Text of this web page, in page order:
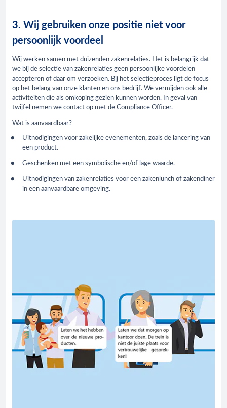
3. Wij gebruiken onze positie niet voor
persoonlijk voordeel
Wij werken samen met duizenden zakenrelaties. Het is belangrijk dat
we bij de selectie van zakenrelaties geen persoonlijke voordelen
accepteren of daar om verzoeken. Bij het selectieproces ligt de focus
op het belang van onze klanten en ons bedrijf. We vermijden ook alle
activiteiten die als omkoping gezien kunnen worden. In geval van
twijfel nemen we contact op met de Compliance Officer.
Wat is aanvaardbaar?
Uitnodigingen voor zakelijke evenementen, zoals de lancering van
een product.
Geschenken met een symbolische en/of lage waarde.
Uitnodigingen van zakenrelaties voor een zakenlunch of zakendiner
in een aanvaardbare omgeving.